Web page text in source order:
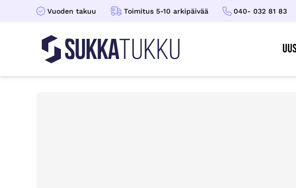
Vuoden takuu Toimitus 5-10 arkipäivää 040- 032 81 83
Sukkatukku